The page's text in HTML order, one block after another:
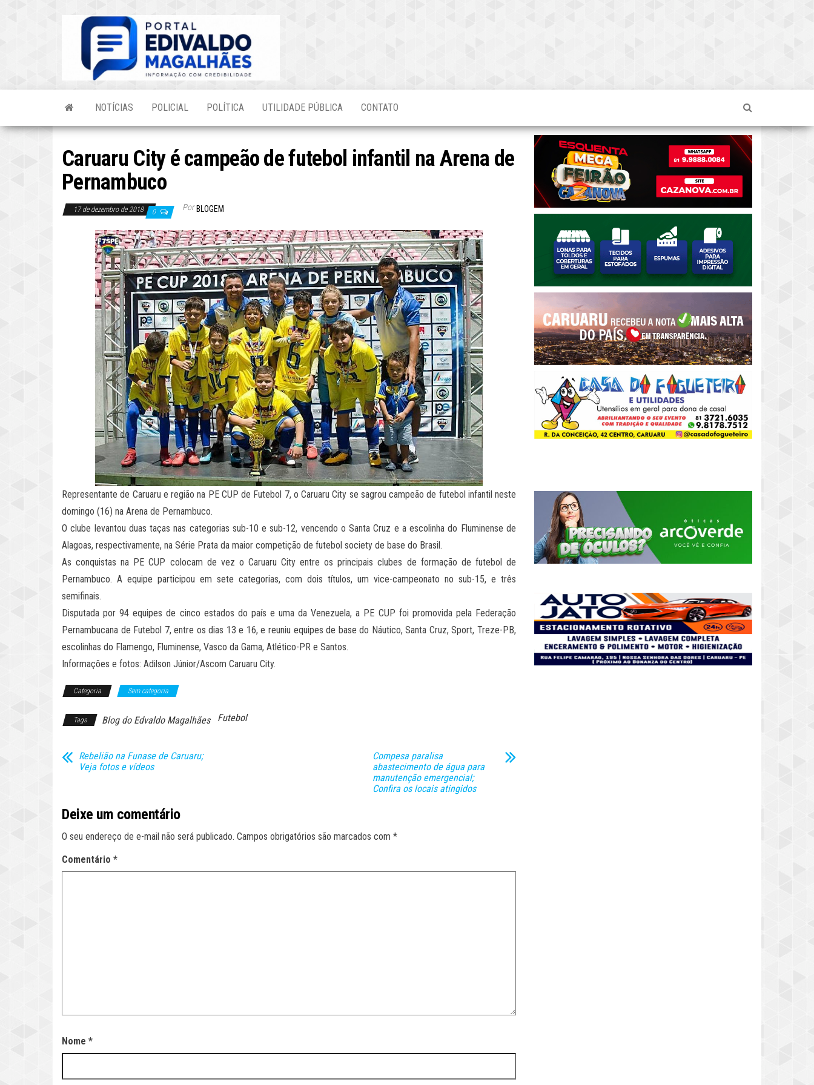
NOTÍCIAS POLICIAL POLÍTICA UTILIDADE PÚBLICA CONTATO
Caruaru City é campeão de futebol infantil na Arena de
Pernambuco
17 de dezembro de 2018 0 Por BLOGEM
Representante de Caruaru e região na PE CUP de Futebol 7, o Caruaru City se sagrou campeão de futebol infantil neste
domingo (16) na Arena de Pernambuco.
O clube levantou duas taças nas categorias sub-10 e sub-12, vencendo o Santa Cruz e a escolinha do Fluminense de
Alagoas, respectivamente, na Série Prata da maior competição de futebol society de base do Brasil.
As conquistas na PE CUP colocam de vez o Caruaru City entre os principais clubes de formação de futebol de
Pernambuco. A equipe participou em sete categorias, com dois títulos, um vice-campeonato no sub-15, e três
semifinais.
Disputada por 94 equipes de cinco estados do país e uma da Venezuela, a PE CUP foi promovida pela Federação
Pernambucana de Futebol 7, entre os dias 13 e 16, e reuniu equipes de base do Náutico, Santa Cruz, Sport, Treze-PB,
escolinhas do Flamengo, Fluminense, Vasco da Gama, Atlético-PR e Santos.
Informações e fotos: Adilson Júnior/Ascom Caruaru City.
Categoria Sem categoria
Tags Blog do Edvaldo Magalhães Futebol
Rebelião na Funase de Caruaru;
Veja fotos e vídeos
Compesa paralisa
abastecimento de água para
manutenção emergencial;
Confira os locais atingidos
Deixe um comentário
O seu endereço de e-mail não será publicado. Campos obrigatórios são marcados com *
Comentário *
Nome *